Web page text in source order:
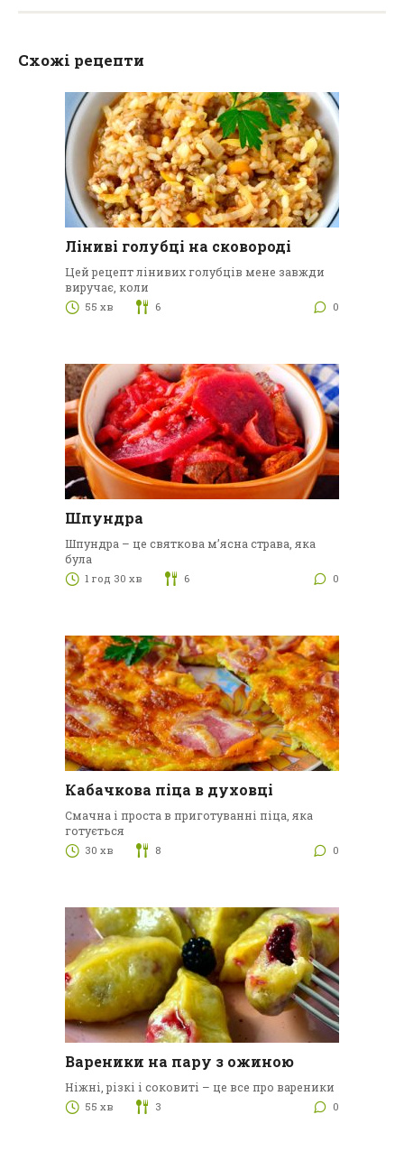
Схожі рецепти
Ліниві голубці на сковороді
Цей рецепт лінивих голубців мене завжди
виручає, коли
55 хв 6 0
Шпундра
Шпундра – це святкова м’ясна страва, яка
була
1 год 30 хв 6 0
Кабачкова піца в духовці
Смачна і проста в приготуванні піца, яка
готується
30 хв 8 0
Вареники на пару з ожиною
Ніжні, різкі і соковиті – це все про вареники
55 хв 3 0